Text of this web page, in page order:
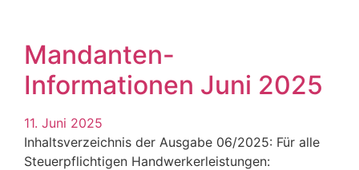
Mandanten-
Informationen Juni 2025
11. Juni 2025
Inhaltsverzeichnis der Ausgabe 06/2025: Für alle
Steuerpflichtigen Handwerkerleistungen: